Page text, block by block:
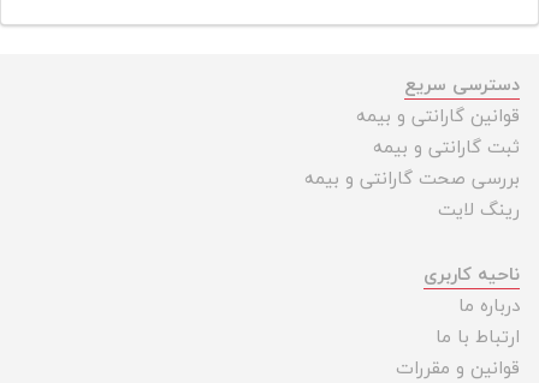
دسترسی سریع
قوانین گارانتی و بیمه
ثبت گارانتی و بیمه
بررسی صحت گارانتی و بیمه
رینگ لایت
ناحیه کاربری
درباره ما
ارتباط با ما
قوانین و مقررات